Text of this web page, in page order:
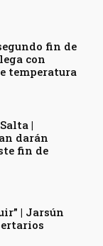
fin de
con
temperatura
|
darán
fin de
| Jarsún